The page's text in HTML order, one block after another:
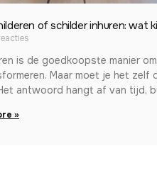
of schilder inhuren: wat
is de goedkoopste manier
Maar moet je het zelf
antwoord hangt af van tijd,
»